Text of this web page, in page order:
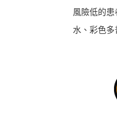
風險低的
水、彩色